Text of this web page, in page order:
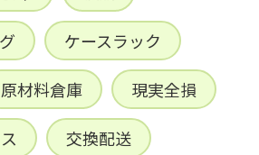
ケースラック
原材料倉庫 現実全損
交換配送